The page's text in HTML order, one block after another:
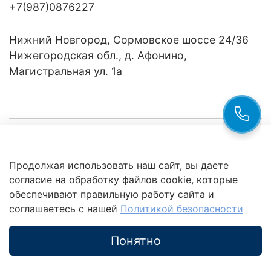
Клиентам
Это интересно
+7(987)0876227
Нижний Новгород, Сормовское шоссе 24/36
Нижегородская обл., д. Афонино,
Магистральная ул. 1а
Продолжая использовать наш сайт, вы даете
согласие на обработку файлов cookie, которые
обеспечивают правильную работу сайта и
соглашаетесь с нашей Политикой безопасности
Понятно
обработки